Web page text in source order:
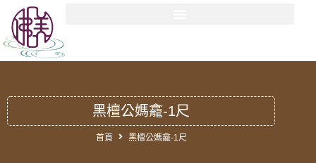
黑檀公媽龕-1尺
首頁 黑檀公媽龕-1尺